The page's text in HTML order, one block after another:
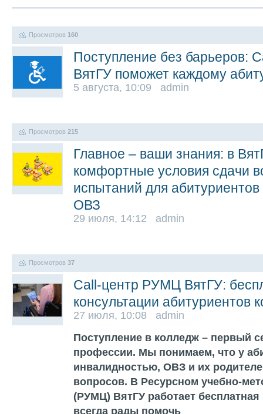
Просмотров 160
Поступление без барьеров:
ВятГУ поможет каждому
5 августа, 10:09 admin
Просмотров 215
Главное – ваши знания: в
комфортные условия сдачи
испытаний для
ОВЗ
29 июля, 14:12 admin
Просмотров 37
Call-центр РУМЦ ВятГУ:
консультации абитуриентов
27 июля, 10:08 admin
Поступление в колледж – первый
профессии. Мы понимаем, что у
инвалидностью, ОВЗ и их
вопросов. В Ресурсном учебно-
(РУМЦ) ВятГУ работает бесплатная
всегда рады помочь